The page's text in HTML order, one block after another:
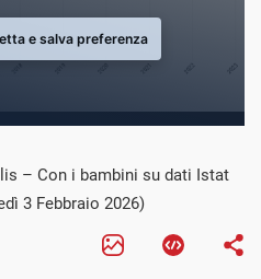
e salva preferenza
– Con i bambini su dati Istat
3 Febbraio 2026)